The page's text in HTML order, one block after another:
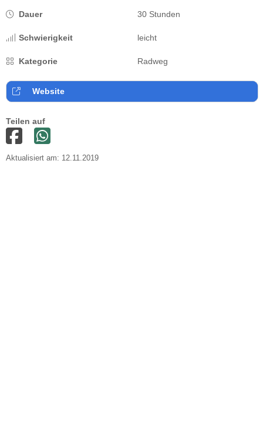
Dauer 30 Stunden
Schwierigkeit leicht
Kategorie Radweg
Website
Teilen auf
Aktualisiert am: 12.11.2019